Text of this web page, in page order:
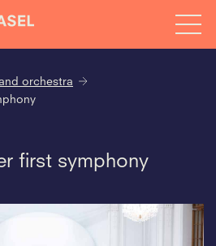
orchestra
first symphony